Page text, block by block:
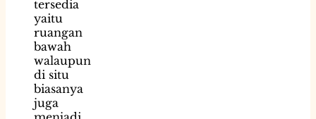
tersedia
yaitu
ruangan
bawah
walaupun
di situ
biasanya
juga